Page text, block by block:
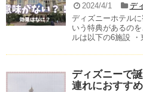
2024/4/1
デ
ディズニーホテル
いう特典があるの
ルは以下の6施設 ・
ディズニーで
連れにおすす